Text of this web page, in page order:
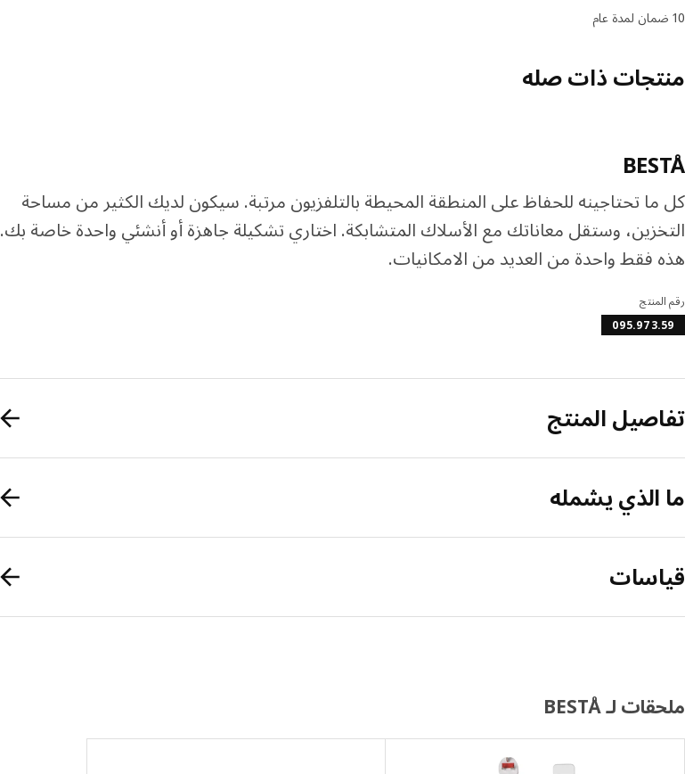
10 ضمان لمدة عام
منتجات ذات صله
BESTÅ
كل ما تحتاجينه للحفاظ على المنطقة المحيطة بالتلفزيون مرتبة. سيكون لديك الكثير من مساحة
التخزين، وستقل معاناتك مع الأسلاك المتشابكة. اختاري تشكيلة جاهزة أو أنشئي واحدة خاصة بك.
هذه فقط واحدة من العديد من الامكانيات.
رقم المنتج
095.973.59
تفاصيل المنتج
ما الذي يشمله
قياسات
ملحقات لـ BESTÅ